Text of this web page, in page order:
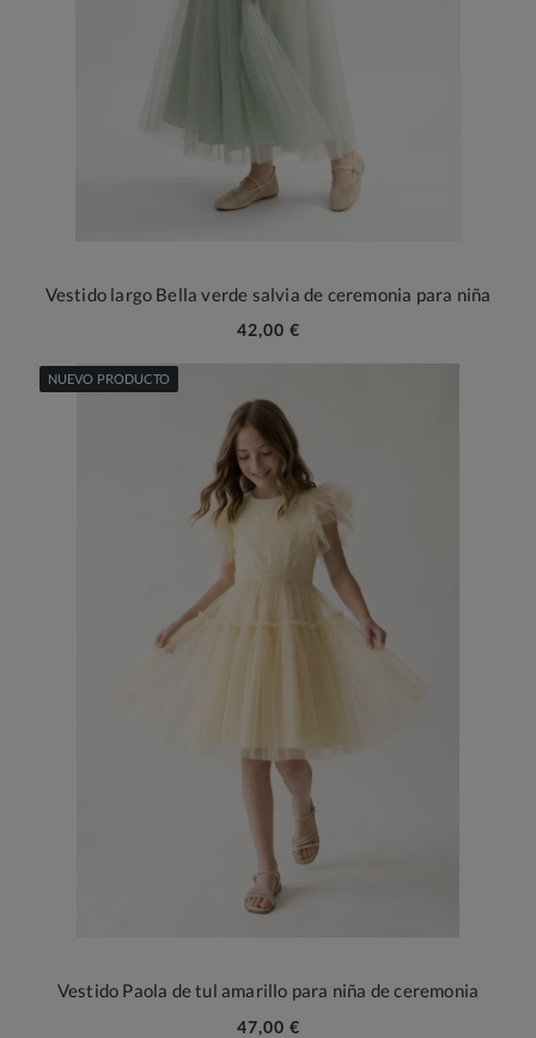
Vestido largo Bella verde salvia de ceremonia para niña
42,00 €
Vestido Paola de tul amarillo para niña de ceremonia
47,00 €
NUEVO PRODUCTO